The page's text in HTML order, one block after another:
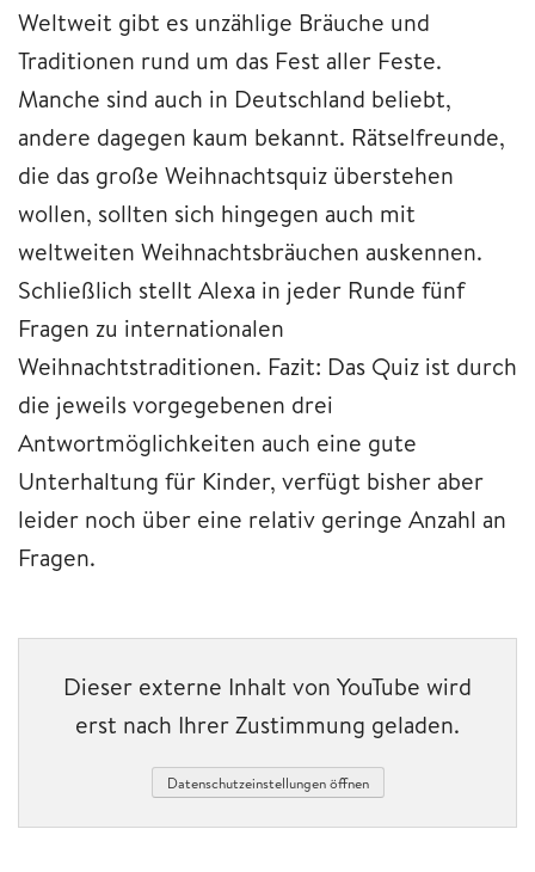
Weltweit gibt es unzählige Bräuche und
Traditionen rund um das Fest aller Feste.
Manche sind auch in Deutschland beliebt,
andere dagegen kaum bekannt. Rätselfreunde,
die das große Weihnachtsquiz überstehen
wollen, sollten sich hingegen auch mit
weltweiten Weihnachtsbräuchen auskennen.
Schließlich stellt Alexa in jeder Runde fünf
Fragen zu internationalen
Weihnachtstraditionen. Fazit: Das Quiz ist durch
die jeweils vorgegebenen drei
Antwortmöglichkeiten auch eine gute
Unterhaltung für Kinder, verfügt bisher aber
leider noch über eine relativ geringe Anzahl an
Fragen.
Dieser externe Inhalt von YouTube wird
erst nach Ihrer Zustimmung geladen.
Datenschutzeinstellungen öffnen